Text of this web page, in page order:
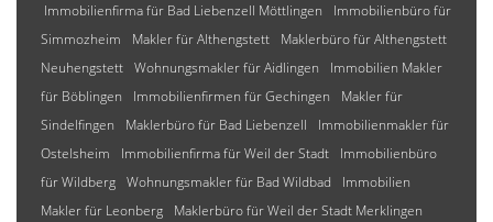
Immobilienfirma für Bad Liebenzell Möttlingen
Immobilienbüro für
Simmozheim
Makler für Althengstett
Maklerbüro für Althengstett
Neuhengstett Wohnungsmakler für Aidlingen
Immobilien Makler
für Böblingen
Immobilienfirmen für Gechingen
Makler für
Sindelfingen
Maklerbüro für Bad Liebenzell
Immobilienmakler für
Ostelsheim
Immobilienfirma für Weil der Stadt
Immobilienbüro
für Wildberg Wohnungsmakler für Bad Wildbad
Immobilien
Makler für Leonberg
Maklerbüro für Weil der Stadt Merklingen